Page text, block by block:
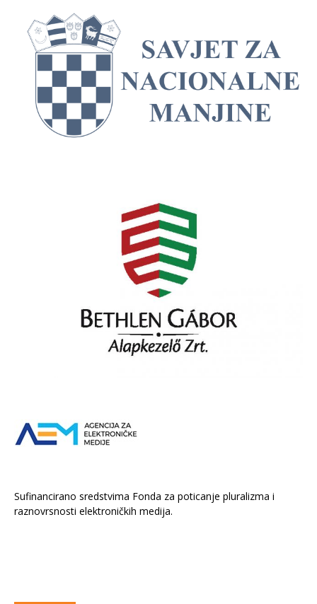
Sufinancirano sredstvima Fonda za poticanje pluralizma i
raznovrsnosti elektroničkih medija.